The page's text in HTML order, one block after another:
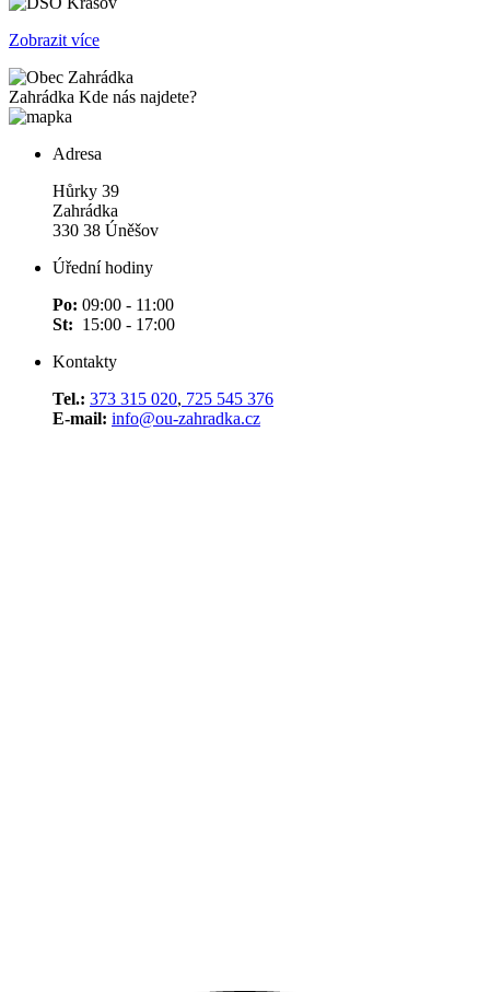
Zobrazit více
Zahrádka Kde nás najdete?
Adresa
Hůrky 39
Zahrádka
330 38 Úněšov
Úřední hodiny
Po: 09:00 - 11:00
St: 15:00 - 17:00
Kontakty
Tel.: 373 315 020, 725 545 376
E-mail: info@ou-zahradka.cz